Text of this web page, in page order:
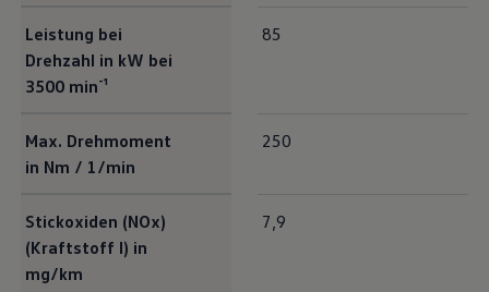
Leistung bei
Drehzahl in kW bei
3500 min⁻¹
85
Max. Drehmoment
in Nm / 1/min
250
Stickoxiden (NOx)
(Kraftstoff I) in
mg/km
7,9